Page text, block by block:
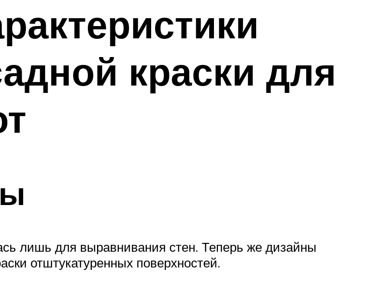
краски для
лишь для выравнивания стен. Теперь же дизайны
отштукатуренных поверхностей.